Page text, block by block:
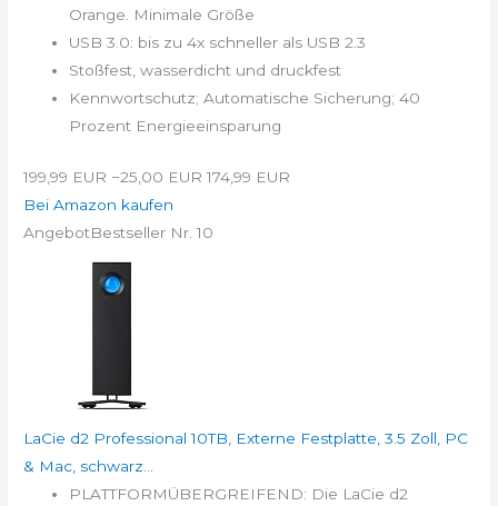
Orange. Minimale Größe
USB 3.0: bis zu 4x schneller als USB 2.3
Stoßfest, wasserdicht und druckfest
Kennwortschutz; Automatische Sicherung; 40
Prozent Energieeinsparung
199,99 EUR −25,00 EUR 174,99 EUR
Bei Amazon kaufen
AngebotBestseller Nr. 10
LaCie d2 Professional 10TB, Externe Festplatte, 3.5 Zoll, PC
& Mac, schwarz...
PLATTFORMÜBERGREIFEND: Die LaCie d2